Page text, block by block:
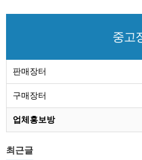
중고
판매장터
구매장터
업체홍보방
최근글